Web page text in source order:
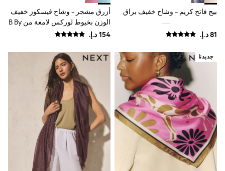
Leggings
Shorts
Joggers
Nike
Shop All
Shoes
Coats & Jackets
Bags & Accessories
Shirts
Polo Shirts
Shop all
Shoes
Coats & Jackets
Bags
Polo Shirts
Blue
بيج فاتح كريم - وشاح خفيف براق
أزرق مشجر - وشاح فيسكوز خفيف
الوزن بخيوط لوركس لامعة من B By
Ted Baker
جديدنا